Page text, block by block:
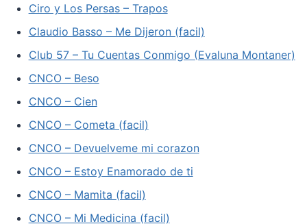
Ciro y Los Persas – Trapos
Claudio Basso – Me Dijeron (facil)
Club 57 – Tu Cuentas Conmigo (Evaluna Montaner)
CNCO – Beso
CNCO – Cien
CNCO – Cometa (facil)
CNCO – Devuelveme mi corazon
CNCO – Estoy Enamorado de ti
CNCO – Mamita (facil)
CNCO – Mi Medicina (facil)